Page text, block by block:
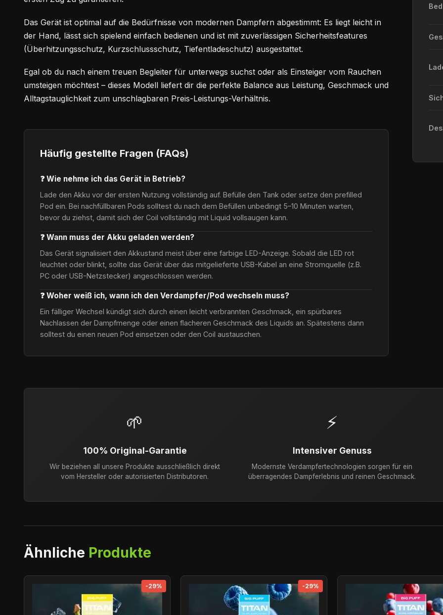
Das Gerät ist optimal auf die Bedürfnisse von modernen Dampfern abgestimmt: Es liegt leicht in
der Hand, lässt sich spielend einfach bedienen und ist mit zuverlässigen Sicherheitsfeatures
(Überhitzungsschutz, Kurzschlussschutz, Tiefentladeschutz) ausgestattet.
Egal ob du nach einem treuen Begleiter für unterwegs suchst oder als Einsteiger vom Rauchen
umsteigen möchtest – dieses Modell liefert dir die perfekte Balance aus Leistung, Geschmack und
Alltagstauglichkeit zum unschlagbaren Preis-Leistungs-Verhältnis.
Häufig gestellte Fragen (FAQs)
❓ Wie nehme ich das Gerät in Betrieb?
Lade den Akku vor der ersten Nutzung vollständig auf. Befülle den Tank oder setze den prefilled
Pod ein. Bei nachfüllbaren Pods solltest du nach dem Befüllen unbedingt 5–10 Minuten warten,
bevor du ziehst, damit sich der Coil vollständig mit Liquid vollsaugen kann.
❓ Wann muss der Akku geladen werden?
Das Gerät signalisiert den Akkustand meist über eine farbige LED-Anzeige. Sobald die LED rot
leuchtet oder blinkt, sollte das Gerät über das mitgelieferte USB-Kabel an eine Stromquelle (z.B.
PC oder USB-Netzstecker) angeschlossen werden.
❓ Woher weiß ich, wann ich den Verdampfer/Pod wechseln muss?
Ein fälliger Wechsel kündigt sich durch einen leicht verbrannten Geschmack, ein spürbares
Nachlassen der Dampfmenge oder einen flacheren Geschmack des Liquids an. Spätestens dann
solltest du einen neuen Pod einsetzen oder den Coil austauschen.
🌱
100% Original-Garantie
Wir beziehen all unsere Produkte ausschließlich direkt
vom Hersteller oder autorisierten Distributoren.
⚡
Intensiver Genuss
Modernste Verdampfertechnologien sorgen für ein
überragendes Dampferlebnis und reinen Geschmack.
Ähnliche Produkte
-29% -29%